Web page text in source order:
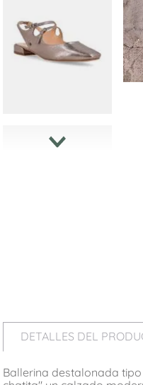
DETALLES DEL
Ballerina destalonada